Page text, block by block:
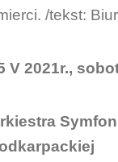
/tekst:
V 2021r.,